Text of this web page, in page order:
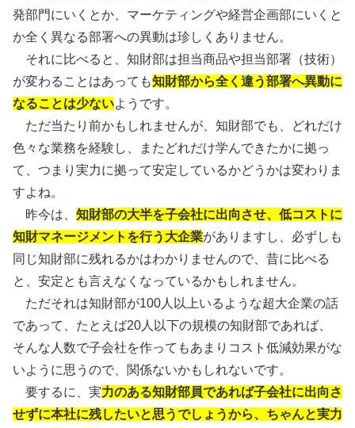
発部門にいくとか、マーケティングや経営企画部にいくと
か全く異なる部署への異動は珍しくありません。
それに比べると、知財部は担当商品や担当部署（技術）
が変わることはあっても知財部から全く違う部署へ異動に
なることは少ないようです。
ただ当たり前かもしれませんが、知財部でも、どれだけ
色々な業務を経験し、またどれだけ学んできたかに拠っ
て、つまり実力に拠って安定しているかどうかは変わりま
すよね。
昨今は、 知財部の大半を子会社に出向させ、低コストに
知財マネージメントを行う大企業がありますし、必ずしも
同じ知財部に残れるかはわかりませんので、昔に比べる
と、安定とも言えなくなっているかもしれません。
ただそれは知財部が100人以上いるような超大企業の話
であって、たとえば20人以下の規模の知財部であれば、
そんな人数で子会社を作ってもあまりコスト低減効果がな
いように思うので、関係ないかもしれないです。
要するに、実力のある知財部員であれば子会社に出向さ
せずに本社に残したいと思うでしょうから、ちゃんと実力